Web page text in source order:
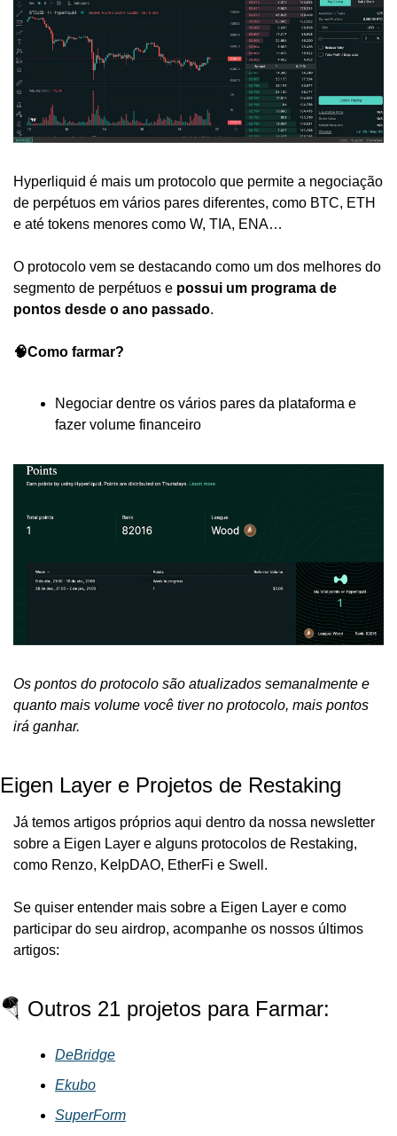
Hyperliquid é mais um protocolo que permite a negociação
de perpétuos em vários pares diferentes, como BTC, ETH
e até tokens menores como W, TIA, ENA…
O protocolo vem se destacando como um dos melhores do
segmento de perpétuos e possui um programa de
pontos desde o ano passado.
🧠Como farmar?
Negociar dentre os vários pares da plataforma e
fazer volume financeiro
Os pontos do protocolo são atualizados semanalmente e
quanto mais volume você tiver no protocolo, mais pontos
irá ganhar.
Eigen Layer e Projetos de Restaking
Já temos artigos próprios aqui dentro da nossa newsletter
sobre a Eigen Layer e alguns protocolos de Restaking,
como Renzo, KelpDAO, EtherFi e Swell.
Se quiser entender mais sobre a Eigen Layer e como
participar do seu airdrop, acompanhe os nossos últimos
artigos:
🪂 Outros 21 projetos para Farmar:
DeBridge
Ekubo
SuperForm